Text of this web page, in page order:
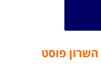
השרון פוסט